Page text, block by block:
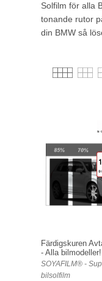
Solfilm för alla
tonande rutor
din BMW så
Färdigskuren
- Alla bilmodeller!
SOYAFILM® -
bilsolfilm